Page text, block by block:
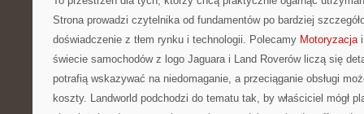
Strona prowadzi czytelnika od fundamentów po bardziej
doświadczenie z tłem rynku i technologii. Polecamy Motoryzacjai
świecie samochodów z logo Jaguara i Land Roverów liczą się
potrafią wskazywać na niedomaganie, a przeciąganie obsługi
koszty. Landworld podchodzi do tematu tak, by właściciel mógł